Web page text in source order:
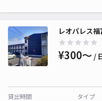
レオパレス福
¥300〜 /
貸出時間
タイプ